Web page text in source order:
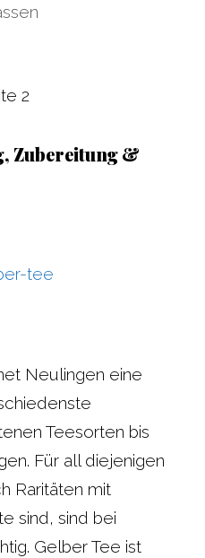
2
Zubereitung &
Neulingen eine
Teesorten bis
Für all diejenigen
Raritäten mit
sind, sind bei
Gelber Tee ist